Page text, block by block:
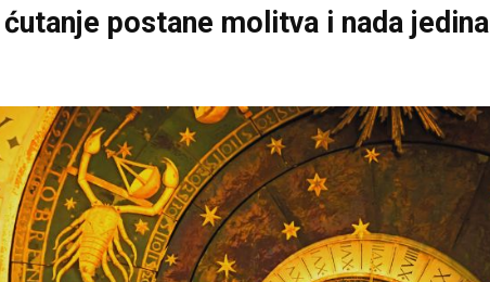
postane molitva i nada jedina